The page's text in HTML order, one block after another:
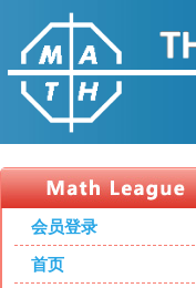
会员登录
首页